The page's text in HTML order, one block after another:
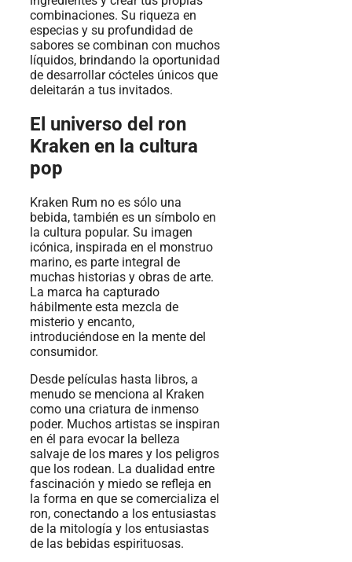
combinaciones. Su riqueza en
especias y su profundidad de
sabores se combinan con muchos
líquidos, brindando la oportunidad
de desarrollar cócteles únicos que
deleitarán a tus invitados.
El universo del ron
Kraken en la cultura
pop
Kraken Rum no es sólo una
bebida, también es un símbolo en
la cultura popular. Su imagen
icónica, inspirada en el monstruo
marino, es parte integral de
muchas historias y obras de arte.
La marca ha capturado
hábilmente esta mezcla de
misterio y encanto,
introduciéndose en la mente del
consumidor.
Desde películas hasta libros, a
menudo se menciona al Kraken
como una criatura de inmenso
poder. Muchos artistas se inspiran
en él para evocar la belleza
salvaje de los mares y los peligros
que los rodean. La dualidad entre
fascinación y miedo se refleja en
la forma en que se comercializa el
ron, conectando a los entusiastas
de la mitología y los entusiastas
de las bebidas espirituosas.